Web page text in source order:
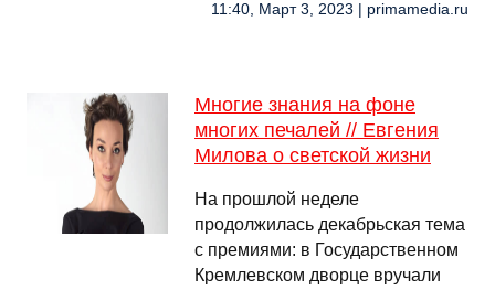
11:40, Март 3, 2023 | primamedia.ru
Многие знания на фоне
многих печалей // Евгения
Милова о светской жизни
На прошлой неделе
продолжилась декабрьская тема
с премиями: в Государственном
Кремлевском дворце вручали